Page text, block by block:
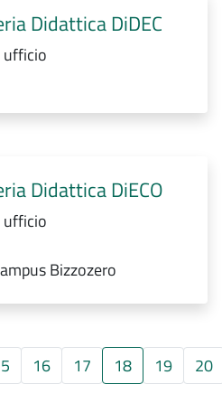
Didattica DiDEC
ufficio
Didattica DiECO
ufficio
Bizzozero
16 17 18 19 20